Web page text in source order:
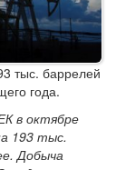
тыс. баррелей
года.
в октябре
193 тыс.
Добыча